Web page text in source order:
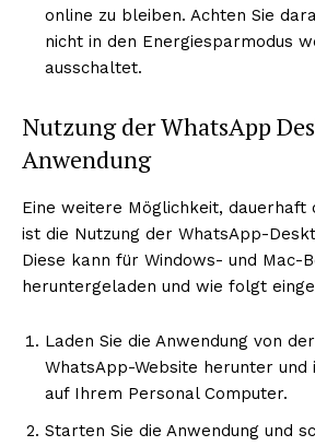
online zu bleiben. Achten Sie
nicht in den Energiesparmodus
ausschaltet.
Nutzung der WhatsApp
Anwendung
Eine weitere Möglichkeit, dauerhaft
ist die Nutzung der WhatsApp-
Diese kann für Windows- und Mac-
heruntergeladen und wie folgt
Laden Sie die Anwendung von
WhatsApp-Website herunter und
auf Ihrem Personal Computer.
Starten Sie die Anwendung und